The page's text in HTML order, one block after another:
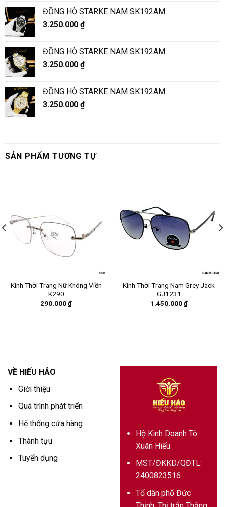
ĐỒNG HỒ STARKE NAM SK192AM
3.250.000 ₫
ĐỒNG HỒ STARKE NAM SK192AM
3.250.000 ₫
ĐỒNG HỒ STARKE NAM SK192AM
3.250.000 ₫
SẢN PHẨM TƯƠNG TỰ
Kính Thời Trang Nữ Không Viền
K290
290.000₫
Kính Thời Trang Nam Grey Jack
GJ1231
1.450.000₫
VỀ HIẾU HẢO
Giới thiệu
Quá trình phát triển
Hệ thống cửa hàng
Thành tựu
Tuyển dụng
Hộ Kinh Doanh Tô
Xuân Hiếu
MST/ĐKKD/QĐTL:
2400823516
Tổ dân phố Đức